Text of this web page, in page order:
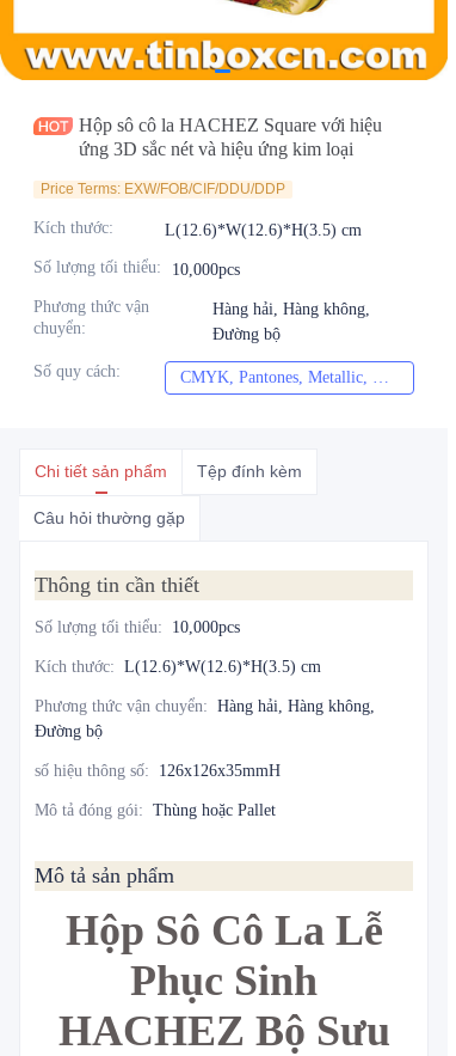
Hộp sô cô la HACHEZ Square với hiệu
ứng 3D sắc nét và hiệu ứng kim loại
Price Terms: EXW/FOB/CIF/DDU/DDP
Kích thước: L(12.6)*W(12.6)*H(3.5) cm
Số lượng tối thiểu: 10,000pcs
Phương thức vận
chuyển:
Hàng hải, Hàng không,
Đường bộ
Số quy cách: CMYK, Pantones, Metallic, Màu spot, v.v.
Chi tiết sản phẩm Tệp đính kèm
Câu hỏi thường gặp
Thông tin cần thiết
Số lượng tối thiểu: 10,000pcs
Kích thước: L(12.6)*W(12.6)*H(3.5) cm
Phương thức vận chuyển: Hàng hải, Hàng không,
Đường bộ
số hiệu thông số: 126x126x35mmH
Mô tả đóng gói: Thùng hoặc Pallet
Mô tả sản phẩm
Hộp Sô Cô La Lễ
Phục Sinh
HACHEZ Bộ Sưu
Tin tức